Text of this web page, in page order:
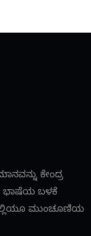
ಕೇಂದ್ರ
ಭಾಷೆಯ ಬಳಕೆ
ಮುಂಚೂಣಿಯ